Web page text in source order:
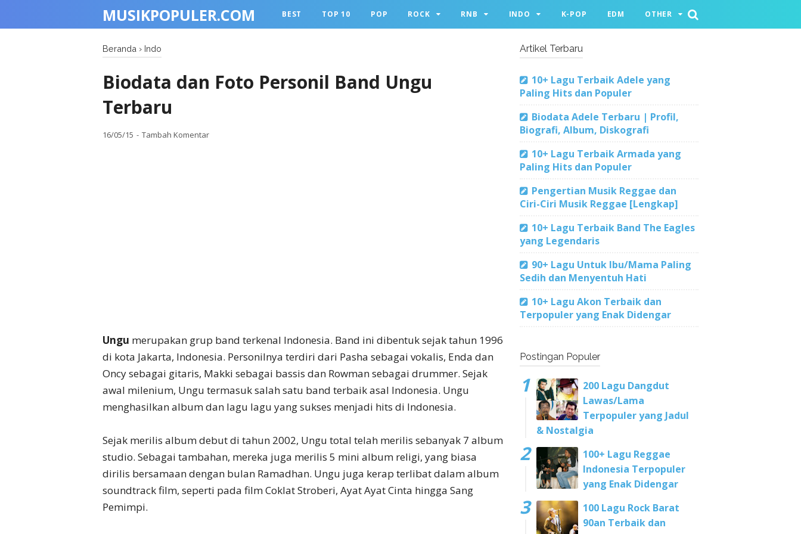
MUSIKPOPULER.COM BEST TOP 10 POP ROCK RNB INDO K-POP EDM OTHER
Beranda › Indo
Biodata dan Foto Personil Band Ungu
Terbaru
16/05/15 Tambah Komentar
Ungu merupakan grup band terkenal Indonesia. Band ini dibentuk sejak tahun 1996
di kota Jakarta, Indonesia. Personilnya terdiri dari Pasha sebagai vokalis, Enda dan
Oncy sebagai gitaris, Makki sebagai bassis dan Rowman sebagai drummer. Sejak
awal milenium, Ungu termasuk salah satu band terbaik asal Indonesia. Ungu
menghasilkan album dan lagu lagu yang sukses menjadi hits di Indonesia.
Sejak merilis album debut di tahun 2002, Ungu total telah merilis sebanyak 7 album
studio. Sebagai tambahan, mereka juga merilis 5 mini album religi, yang biasa
dirilis bersamaan dengan bulan Ramadhan. Ungu juga kerap terlibat dalam album
soundtrack film, seperti pada film Coklat Stroberi, Ayat Ayat Cinta hingga Sang
Pemimpi.
Artikel Terbaru
10+ Lagu Terbaik Adele yang
Paling Hits dan Populer
Biodata Adele Terbaru | Profil,
Biografi, Album, Diskografi
10+ Lagu Terbaik Armada yang
Paling Hits dan Populer
Pengertian Musik Reggae dan
Ciri-Ciri Musik Reggae [Lengkap]
10+ Lagu Terbaik Band The Eagles
yang Legendaris
90+ Lagu Untuk Ibu/Mama Paling
Sedih dan Menyentuh Hati
10+ Lagu Akon Terbaik dan
Terpopuler yang Enak Didengar
Postingan Populer
200 Lagu Dangdut
Lawas/Lama
Terpopuler yang Jadul
& Nostalgia
100+ Lagu Reggae
Indonesia Terpopuler
yang Enak Didengar
100 Lagu Rock Barat
90an Terbaik dan